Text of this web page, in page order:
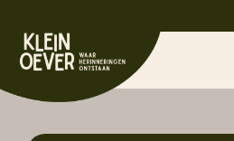
naar
inhoudHome